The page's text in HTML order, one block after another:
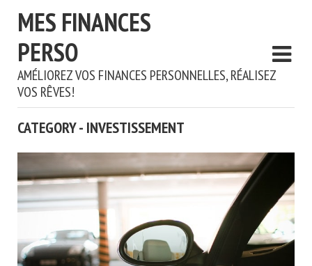
MES FINANCES
PERSO
AMÉLIOREZ VOS FINANCES PERSONNELLES, RÉALISEZ
VOS RÊVES!
CATEGORY - INVESTISSEMENT